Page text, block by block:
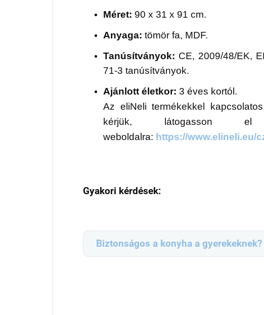
Méret: 90 x 31 x 91 cm.
Anyaga: tömör fa, MDF.
Tanúsítványok: CE, 2009/48/EK,
71-3 tanúsítványok.
Ajánlott életkor: 3 éves kortól.
Az eliNeli termékekkel
kérjük, látogasson
weboldalra: https://www.elineli.eu/
Gyakori kérdések:
Biztonságos a konyha a gyerekeknek?